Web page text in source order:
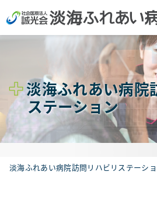
淡海ふれあい病院
ステーション
淡海ふれあい病院訪問リハビリステーシ